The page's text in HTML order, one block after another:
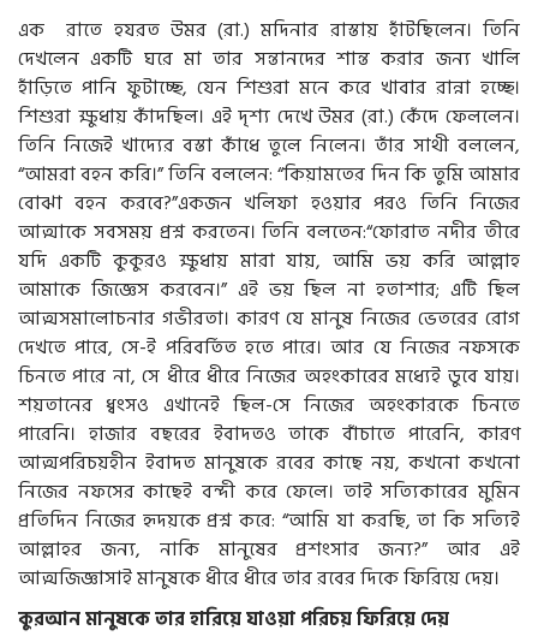
এক রাতে হযরত উমর (রা.) মদিনার রাস্তায় হাঁটছিলেন। তিনি
দেখলেন একটি ঘরে মা তার সন্তানদের শান্ত করার জন্য খালি
হাঁড়িতে পানি ফুটাচ্ছে, যেন শিশুরা মনে করে খাবার রান্না হচ্ছে।
শিশুরা ক্ষুধায় কাঁদছিল। এই দৃশ্য দেখে উমর (রা.) কেঁদে ফেললেন।
তিনি নিজেই খাদ্যের বস্তা কাঁধে তুলে নিলেন। তাঁর সাথী বললেন,
“আমরা বহন করি।” তিনি বললেন: “কিয়ামতের দিন কি তুমি আমার
বোঝা বহন করবে?”একজন খলিফা হওয়ার পরও তিনি নিজের
আত্মাকে সবসময় প্রশ্ন করতেন। তিনি বলতেন:“ফোরাত নদীর তীরে
যদি একটি কুকুরও ক্ষুধায় মারা যায়, আমি ভয় করি আল্লাহ
আমাকে জিজ্ঞেস করবেন।” এই ভয় ছিল না হতাশার; এটি ছিল
আত্মসমালোচনার গভীরতা। কারণ যে মানুষ নিজের ভেতরের রোগ
দেখতে পারে, সে-ই পরিবর্তিত হতে পারে। আর যে নিজের নফসকে
চিনতে পারে না, সে ধীরে ধীরে নিজের অহংকারের মধ্যেই ডুবে যায়।
শয়তানের ধ্বংসও এখানেই ছিল-সে নিজের অহংকারকে চিনতে
পারেনি। হাজার বছরের ইবাদতও তাকে বাঁচাতে পারেনি, কারণ
আত্মপরিচয়হীন ইবাদত মানুষকে রবের কাছে নয়, কখনো কখনো
নিজের নফসের কাছেই বন্দী করে ফেলে। তাই সত্যিকারের মুমিন
প্রতিদিন নিজের হৃদয়কে প্রশ্ন করে: “আমি যা করছি, তা কি সত্যিই
আল্লাহর জন্য, নাকি মানুষের প্রশংসার জন্য?” আর এই
আত্মজিজ্ঞাসাই মানুষকে ধীরে ধীরে তার রবের দিকে ফিরিয়ে দেয়।
কুরআন মানুষকে তার হারিয়ে যাওয়া পরিচয় ফিরিয়ে দেয়